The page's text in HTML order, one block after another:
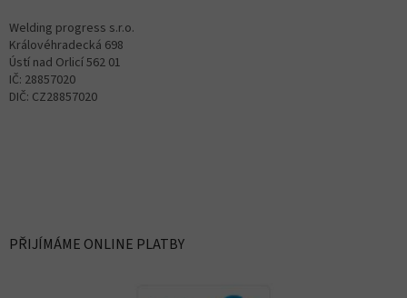
Welding progress s.r.o.
Královéhradecká 698
Ústí nad Orlicí 562 01
IČ: 28857020
DIČ: CZ28857020
PŘIJÍMÁME ONLINE PLATBY